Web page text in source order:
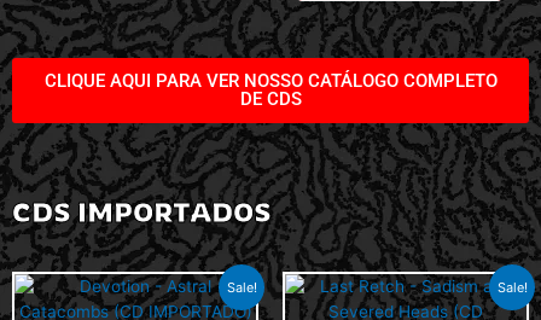
CLIQUE AQUI PARA VER NOSSO CATÁLOGO COMPLETO
DE CDS
CDS IMPORTADOS
Sale! Sale!